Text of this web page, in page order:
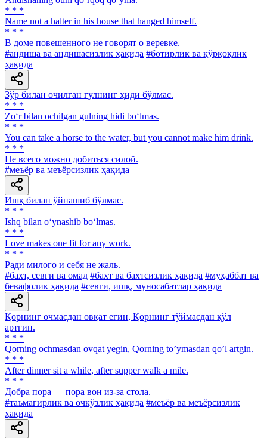
* * *
Name not a halter in his house that hanged himself.
* * *
В доме повешенного не говорят о веревке.
#андиша ва андишасизлик ҳақида #ботирлик ва қўрқоқлик
ҳақида
Зўр билан очилган гулнинг ҳиди бўлмас.
* * *
Zo‘r bilan ochilgan gulning hidi bo‘lmas.
* * *
You can take a horse to the water, but you cannot make him drink.
* * *
He всего можно добиться силой.
#меъёр ва меъёрсизлик ҳақида
Ишқ билан ўйнашиб бўлмас.
* * *
Ishq bilan o‘ynashib bo‘lmas.
* * *
Love makes one fit for any work.
* * *
Ради милого и себя не жаль.
#бахт, севги ва омад #бахт ва бахтсизлик ҳақида #муҳаббат ва
бевафолик ҳақида #севги, ишқ, муносабатлар ҳақида
Қорнинг очмасдан овқат егин, Қорнинг тўймасдан қўл
артгин.
* * *
Qorning ochmasdan ovqat yegin, Qorning toʼymasdan qoʼl artgin.
* * *
After dinner sit a while, after supper walk a mile.
* * *
Добра пора — пора вон из-за стола.
#таъмагирлик ва очкўзлик ҳақида #меъёр ва меъёрсизлик
ҳақида